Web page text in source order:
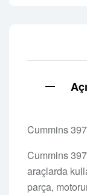
Cummins
Cummins
araçlarda
parça,